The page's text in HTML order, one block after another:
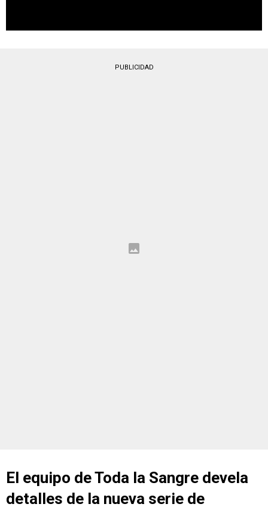
PUBLICIDAD
El equipo de Toda la Sangre devela
detalles de la nueva serie de